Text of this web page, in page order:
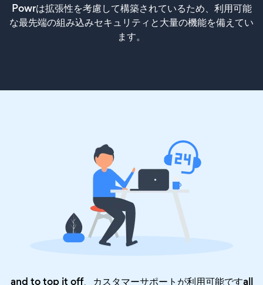
Powrは拡張性を考慮して構築されているため、利用可能
な最先端の組み込みセキュリティと大量の機能を備えてい
ます。
and to top it off、カスタマーサポートが利用可能ですall